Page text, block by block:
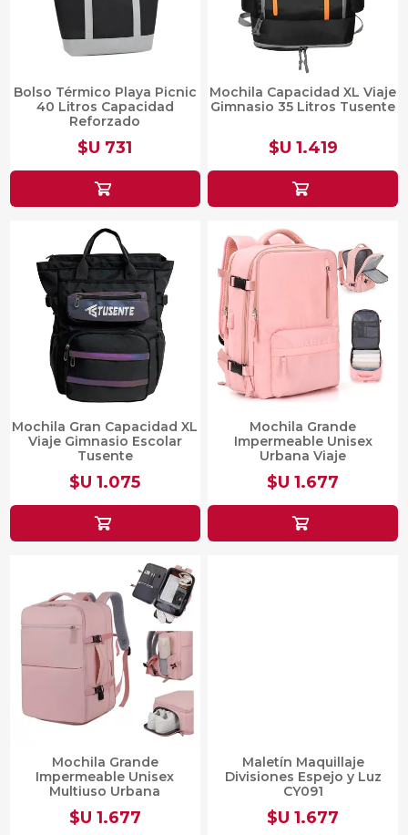
Bolso Térmico Playa Picnic
40 Litros Capacidad
Reforzado
$U 731
Mochila Capacidad XL Viaje
Gimnasio 35 Litros Tusente
$U 1.419
Mochila Gran Capacidad XL
Viaje Gimnasio Escolar
Tusente
$U 1.075
Mochila Grande
Impermeable Unisex
Urbana Viaje
$U 1.677
Mochila Grande
Impermeable Unisex
Multiuso Urbana
$U 1.677
Maletín Maquillaje
Divisiones Espejo y Luz
CY091
$U 1.677